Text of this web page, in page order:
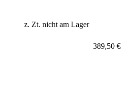
z. Zt. nicht am Lager
389,50 €